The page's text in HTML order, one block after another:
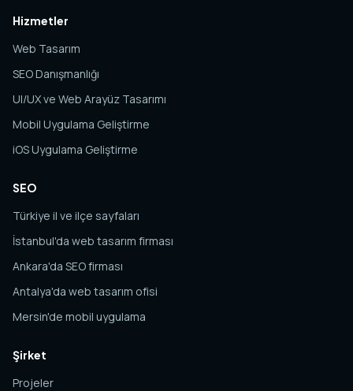
Hizmetler
Web Tasarım
SEO Danışmanlığı
UI/UX ve Web Arayüz Tasarımı
Mobil Uygulama Geliştirme
iOS Uygulama Geliştirme
SEO
Türkiye il ve ilçe sayfaları
İstanbul'da web tasarım firması
Ankara'da SEO firması
Antalya'da web tasarım ofisi
Mersin'de mobil uygulama
Şirket
Projeler